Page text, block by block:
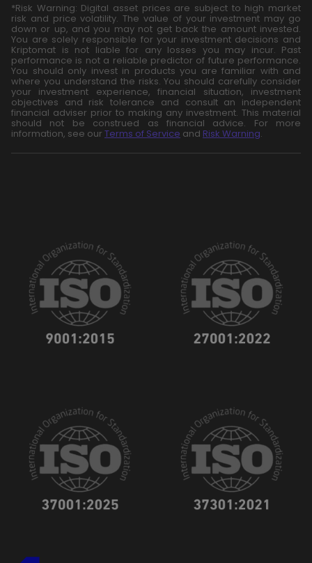
*Risk Warning: Digital asset prices are subject to high market
risk and price volatility. The value of your investment may go
down or up, and you may not get back the amount invested.
You are solely responsible for your investment decisions and
Kriptomat is not liable for any losses you may incur. Past
performance is not a reliable predictor of future performance.
You should only invest in products you are familiar with and
where you understand the risks. You should carefully consider
your investment experience, financial situation, investment
objectives and risk tolerance and consult an independent
financial adviser prior to making any investment. This material
should not be construed as financial advice. For more
information, see our Terms of Service and Risk Warning.